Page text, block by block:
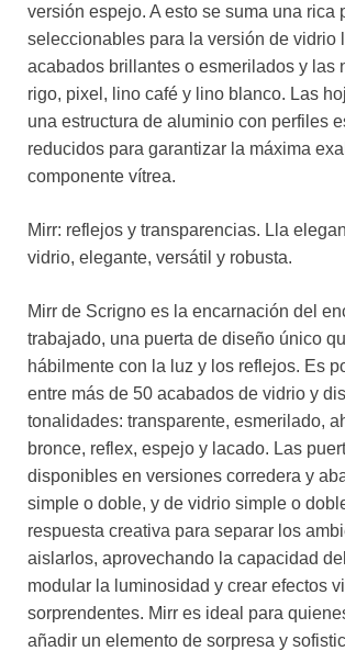
versión espejo. A esto se suma una rica
seleccionables para la versión de vidrio
acabados brillantes o esmerilados y las
rigo, pixel, lino café y lino blanco. Las
una estructura de aluminio con perfiles
reducidos para garantizar la máxima
componente vítrea.
Mirr: reflejos y transparencias. Lla
vidrio, elegante, versátil y robusta.
Mirr de Scrigno es la encarnación del
trabajado, una puerta de diseño único
hábilmente con la luz y los reflejos. Es
entre más de 50 acabados de vidrio y
tonalidades: transparente, esmerilado,
bronce, reflex, espejo y lacado. Las
disponibles en versiones corredera y
simple o doble, y de vidrio simple o
respuesta creativa para separar los
aislarlos, aprovechando la capacidad
modular la luminosidad y crear efectos
sorprendentes. Mirr es ideal para
añadir un elemento de sorpresa y